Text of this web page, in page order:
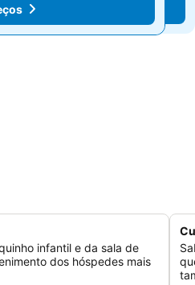
infantil e da sala de
dos hóspedes mais